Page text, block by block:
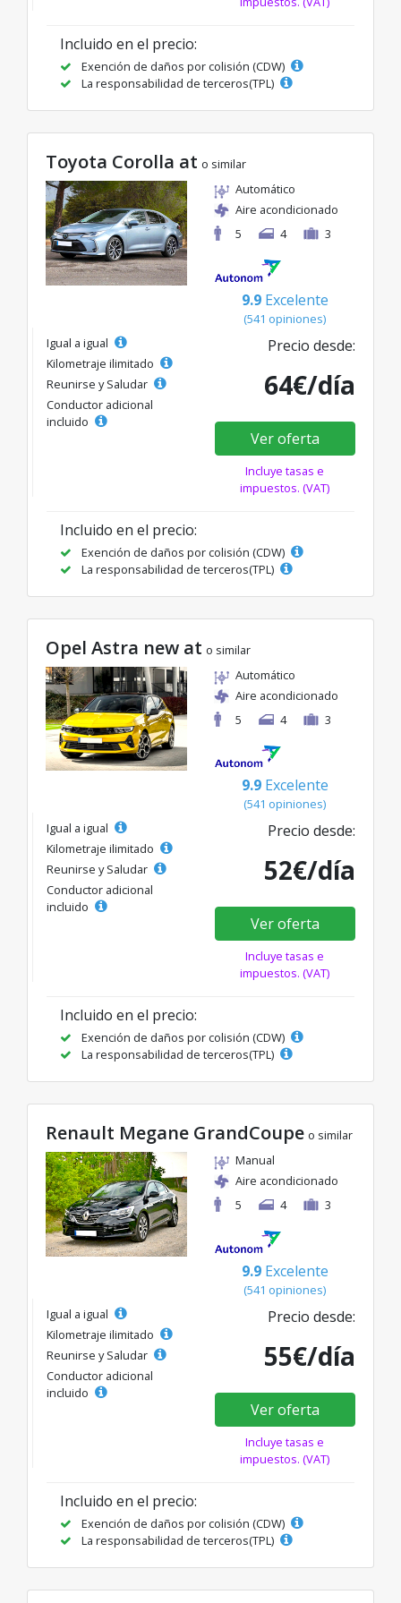
Incluido en el precio:
Exención de daños por colisión (CDW)
La responsabilidad de terceros(TPL)
Toyota Corolla at o similar
Automático
Aire acondicionado
5
4 3
9.9 Excelente
(541 opiniones)
Igual a igual
Kilometraje ilimitado
Reunirse y Saludar
Conductor adicional
incluido
Precio desde:
64€/día
Ver oferta
Incluye tasas e
impuestos. (VAT)
Incluido en el precio:
Exención de daños por colisión (CDW)
La responsabilidad de terceros(TPL)
Opel Astra new at o similar
Automático
Aire acondicionado
5
4 3
9.9 Excelente
(541 opiniones)
Igual a igual
Kilometraje ilimitado
Reunirse y Saludar
Conductor adicional
incluido
Precio desde:
52€/día
Ver oferta
Incluye tasas e
impuestos. (VAT)
Incluido en el precio:
Exención de daños por colisión (CDW)
La responsabilidad de terceros(TPL)
Renault Megane GrandCoupe o similar
Manual
Aire acondicionado
5
4 3
9.9 Excelente
(541 opiniones)
Igual a igual
Kilometraje ilimitado
Reunirse y Saludar
Conductor adicional
incluido
Precio desde:
55€/día
Ver oferta
Incluye tasas e
impuestos. (VAT)
Incluido en el precio:
Exención de daños por colisión (CDW)
La responsabilidad de terceros(TPL)